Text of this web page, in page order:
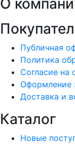
О
Публичная
Политика
Согласие на
Оформление
Доставка и
Каталог
Новые